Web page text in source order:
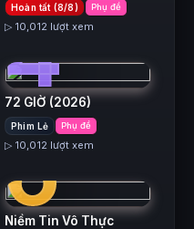
Hoàn tất (8/8) Phụ đề
▷ 10,012 lượt xem
4
72 GIỜ (2026)
Phim Lẻ Phụ đề
▷ 10,012 lượt xem
6
Niềm Tin Vô Thực